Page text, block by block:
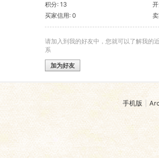
积分: 13
买家信用: 0
请加入到我的好友中，您就可以了解我的
系
加为好友
手机版